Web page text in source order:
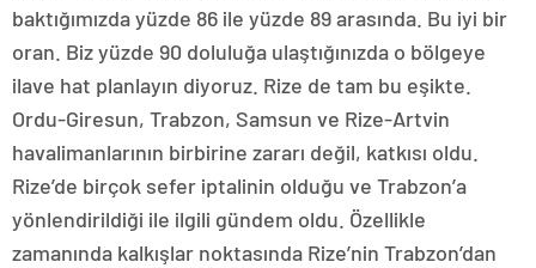
baktığımızda yüzde 86 ile yüzde 89 arasında. Bu iyi bir
oran. Biz yüzde 90 doluluğa ulaştığınızda o bölgeye
ilave hat planlayın diyoruz. Rize de tam bu eşikte.
Ordu-Giresun, Trabzon, Samsun ve Rize-Artvin
havalimanlarının birbirine zararı değil, katkısı oldu.
Rize’de birçok sefer iptalinin olduğu ve Trabzon’a
yönlendirildiği ile ilgili gündem oldu. Özellikle
zamanında kalkışlar noktasında Rize’nin Trabzon’dan